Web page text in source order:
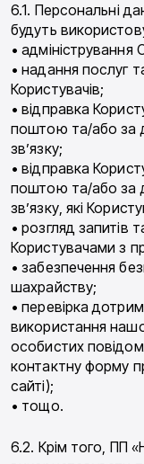
6.1. Персональні
будуть
• адміністрування
• надання послуг
Користувачів;
• відправка
поштою та/або за
зв’язку;
• відправка
поштою та/або за
зв’язку, які
• розгляд запитів
Користувачами з
• забезпечення
шахрайству;
• перевірка
використання
особистих
контактну форму
сайті);
• тощо.
6.2. Крім того, ПП